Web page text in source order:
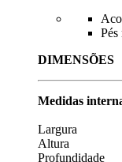
Pés
DIMENSÕES
Largura
Altura